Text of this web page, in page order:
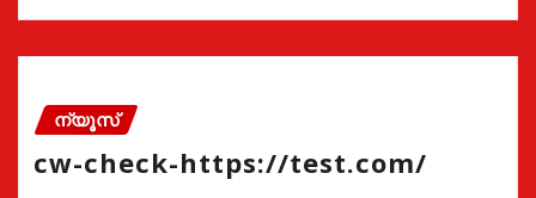
ന്യൂസ്
cw-check-https://test.com/